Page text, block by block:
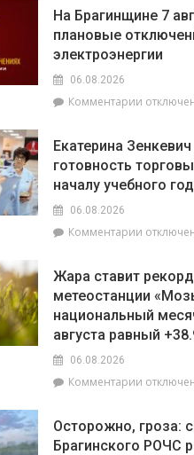
кто
сейчас
впереди
как
принять
участие
конкурсе
лучшую
читайте
7
августа
в
почему
не
телефон
грозы
На Брагинщине 7
плановые
электроэнергии
06.08.2026
Комментарии к
7
августа
Екатерина
готовность
началу учебного
06.08.2026
Комментарии к
Зенкевич
торговых
началу
Жара ставит
метеостанции
национальный
августа равный
06.08.2026
Комментарии к
ставит
рекорды.
Осторожно, гроза:
Брагинского РОЧС